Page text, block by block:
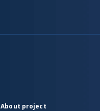
About project